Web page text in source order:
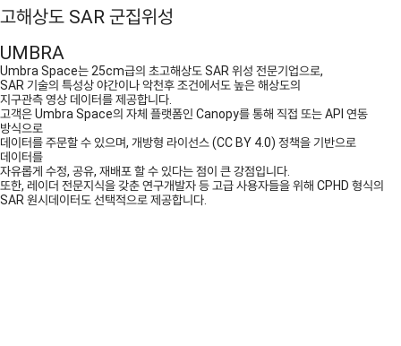
고해상도 SAR 군집위성
UMBRA
Umbra Space는 25cm급의 초고해상도 SAR 위성 전문기업으로,
SAR 기술의 특성상 야간이나 악천후 조건에서도 높은 해상도의
지구관측 영상 데이터를 제공합니다.
고객은 Umbra Space의 자체 플랫폼인 Canopy를 통해 직접 또는 API 연동
방식으로
데이터를 주문할 수 있으며, 개방형 라이선스 (CC BY 4.0) 정책을 기반으로
데이터를
자유롭게 수정, 공유, 재배포 할 수 있다는 점이 큰 강점입니다.
또한, 레이더 전문지식을 갖춘 연구개발자 등 고급 사용자들을 위해 CPHD 형식의
SAR 원시데이터도 선택적으로 제공합니다.